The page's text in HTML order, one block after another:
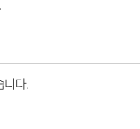
니다.